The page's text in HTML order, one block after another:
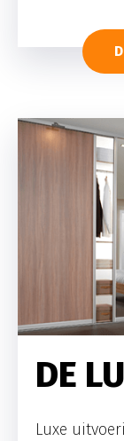
DE
Luxe